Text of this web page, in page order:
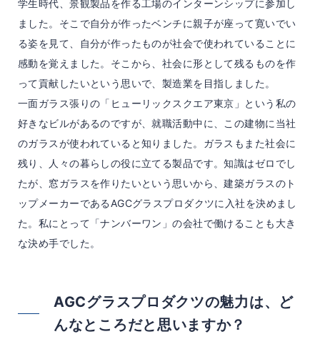
学生時代、景観製品を作る工場のインターンシップに参加し
ました。そこで自分が作ったベンチに親子が座って寛いでい
る姿を見て、自分が作ったものが社会で使われていることに
感動を覚えました。そこから、社会に形として残るものを作
って貢献したいという思いで、製造業を目指しました。
一面ガラス張りの「ヒューリックスクエア東京」という私の
好きなビルがあるのですが、就職活動中に、この建物に当社
のガラスが使われていると知りました。ガラスもまた社会に
残り、人々の暮らしの役に立てる製品です。知識はゼロでし
たが、窓ガラスを作りたいという思いから、建築ガラスのト
ップメーカーであるAGCグラスプロダクツに入社を決めまし
た。私にとって「ナンバーワン」の会社で働けることも大き
な決め手でした。
AGCグラスプロダクツの魅力は、ど
んなところだと思いますか？